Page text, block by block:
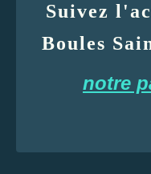
Suivez
Boules
notre